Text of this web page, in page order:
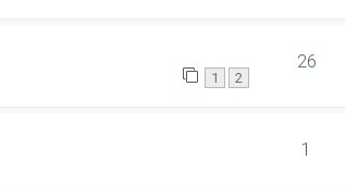
1 2
26
1